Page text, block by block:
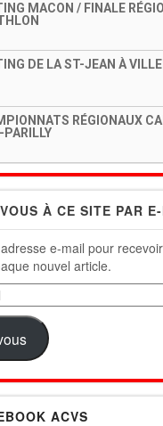
MACON / FINALE
DE LA ST-JEAN À
RÉGIONAUX
PARILLY
À CE SITE PAR
e-mail pour
nouvel article.
ACVS